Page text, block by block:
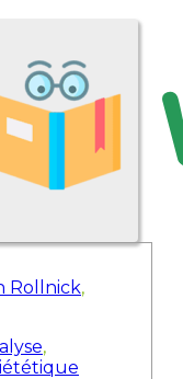
Rollnick,
,